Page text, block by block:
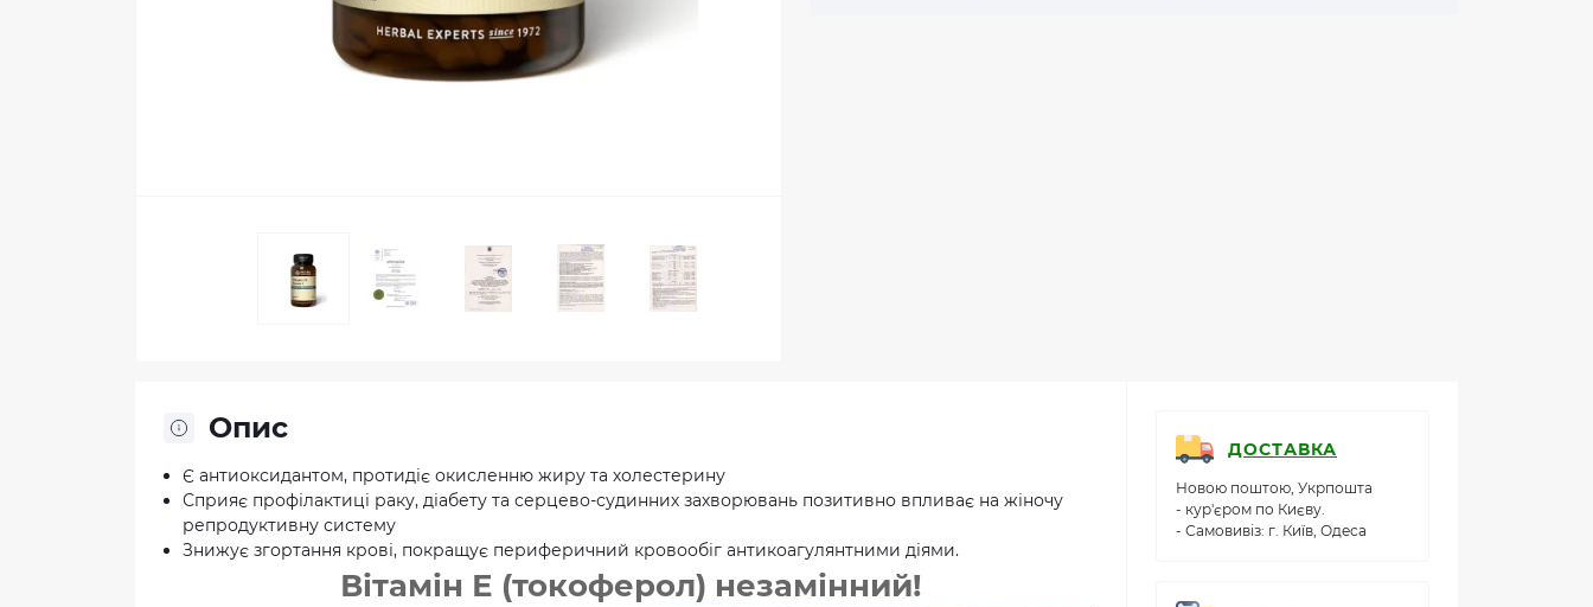
Опис
Є антиоксидантом, протидіє окисленню жиру та холестерину
Сприяє профілактиці раку, діабету та серцево-судинних захворювань позитивно впливає на жіночу
репродуктивну систему
Знижує згортання крові, покращує периферичний кровообіг антикоагулянтними діями.
Вітамін Е (токоферол) незамінний!
ДОСТАВКА
Новою поштою, Укрпошта
- кур'єром по Києву.
- Самовивіз: г. Київ, Одеса